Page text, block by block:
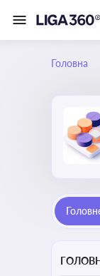
Головна